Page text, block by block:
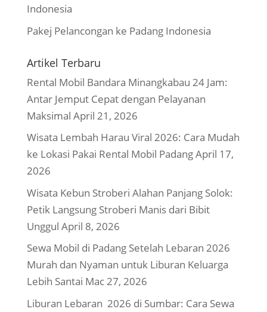
Indonesia
Pakej Pelancongan ke Padang Indonesia
Artikel Terbaru
Rental Mobil Bandara Minangkabau 24 Jam:
Antar Jemput Cepat dengan Pelayanan
Maksimal April 21, 2026
Wisata Lembah Harau Viral 2026: Cara Mudah
ke Lokasi Pakai Rental Mobil PadangApril 17,
2026
Wisata Kebun Stroberi Alahan Panjang Solok:
Petik Langsung Stroberi Manis dari Bibit
Unggul April 8, 2026
Sewa Mobil di Padang Setelah Lebaran 2026
Murah dan Nyaman untuk Liburan Keluarga
Lebih Santai Mac 27, 2026
Liburan Lebaran 2026 di Sumbar: Cara Sewa